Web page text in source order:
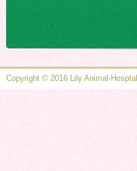
Copyright © 2016 Lily Animal-Hosptal